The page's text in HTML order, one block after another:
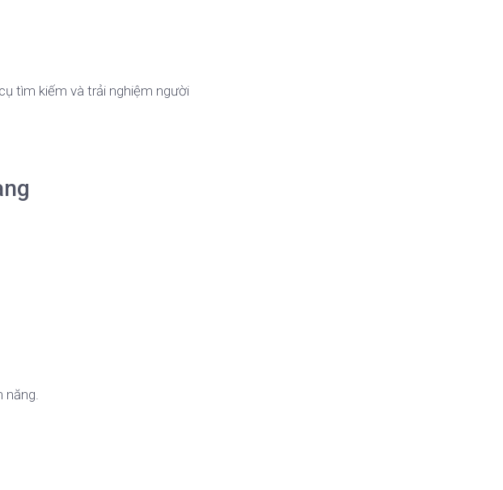
tìm kiếm và trải nghiệm người
năng.